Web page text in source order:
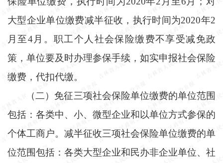
大型企业单位缴费减半征收，执行时间为2020年2
月至4月。职工个人社会保险缴费不享受减免政
策，单位要及时办理参保手续，如实申报社会保险
缴费，代扣代缴。
（二）免征三项社会保险单位缴费的单位范围
包括：各类中、小、微型企业和以单位方式参保的
个体工商户。减半征收三项社会保险单位缴费的单
位范围包括：各类大型企业和民办非企业单位、社